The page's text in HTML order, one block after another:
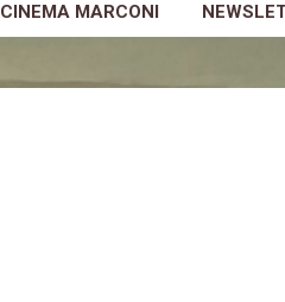
CINEMA MARCONI